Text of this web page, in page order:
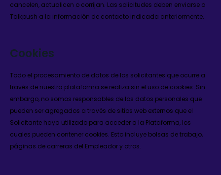
cancelen, actualicen o corrijan. Las solicitudes deben enviarse a
Talkpush a la información de contacto indicada anteriormente.
Cookies
Todo el procesamiento de datos de los solicitantes que ocurre a
través de nuestra plataforma se realiza sin el uso de cookies. Sin
embargo, no somos responsables de los datos personales que
pueden ser agregados a través de sitios web externos que el
Solicitante haya utilizado para acceder a la Plataforma, los
cuales pueden contener cookies. Esto incluye bolsas de trabajo,
páginas de carreras del Empleador y otros.